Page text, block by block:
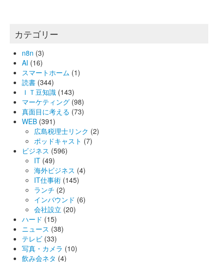
カテゴリー
n8n (3)
AI (16)
スマートホーム (1)
読書 (344)
ＩＴ豆知識 (143)
マーケティング (98)
真面目に考える (73)
WEB (391)
広島税理士リンク (2)
ポッドキャスト (7)
ビジネス (596)
IT (49)
海外ビジネス (4)
IT仕事術 (145)
ランチ (2)
インバウンド (6)
会社設立 (20)
ハード (15)
ニュース (38)
テレビ (33)
写真・カメラ (10)
飲み会ネタ (4)